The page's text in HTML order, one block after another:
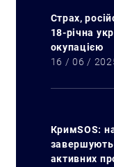
Страх,
18-річна
окупацією
16 / 06 /
КримSOS:
активних